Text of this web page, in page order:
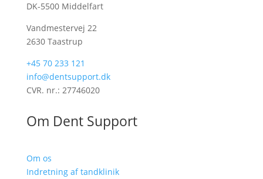
DK-5500 Middelfart
Vandmestervej 22
2630 Taastrup
+45 70 233 121
info@dentsupport.dk
CVR. nr.: 27746020
Om Dent Support
Om os
Indretning af tandklinik